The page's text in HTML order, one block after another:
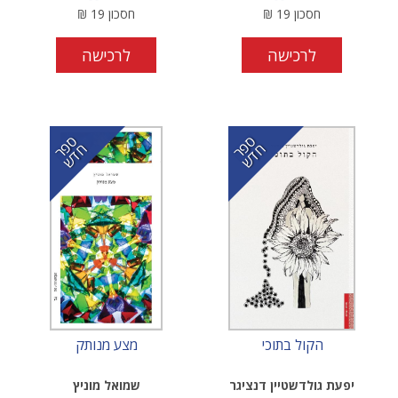
חסכון 19
₪
לרכישה
חסכון 19
₪
לרכישה
ס
פ
ר
ח
ד
ש
הקול בתוכי
יפעת גולדשטיין דנציגר
ס
פ
ר
ח
ד
ש
מצע מנותק
שמואל מוניץ